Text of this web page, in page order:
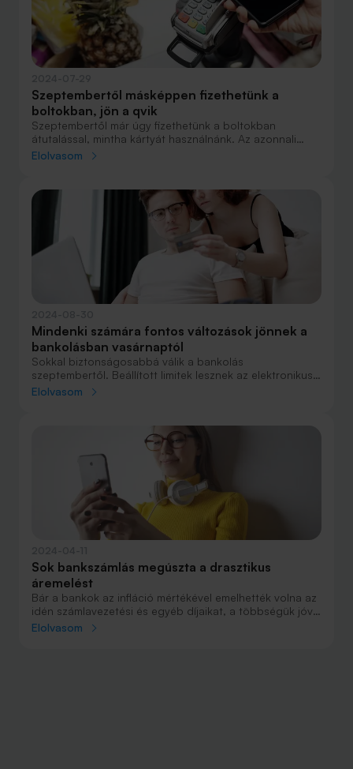
Szeptembertől másképpen fizethetünk a
boltokban, jön a qvik
Szeptembertől már úgy fizethetünk a boltokban
átutalással, mintha kártyát használnánk. Az azonnali
utaláson és fizetési kérelmen alapuló qvik rendszer a
Elolvasom
Mindenki számára fontos változások jönnek a
bankolásban vasárnaptól
Sokkal biztonságosabbá válik a bankolás
szeptembertől. Beállított limitek lesznek az elektronikus
csatornákon a különböző tranzakciókra, már az
Elolvasom
Sok bankszámlás megúszta a drasztikus
áremelést
Bár a bankok az infláció mértékével emelhették volna az
idén számlavezetési és egyéb díjaikat, a többségük jóval
szerényebb mértékű drágításról döntött. Főleg azok az
Elolvasom